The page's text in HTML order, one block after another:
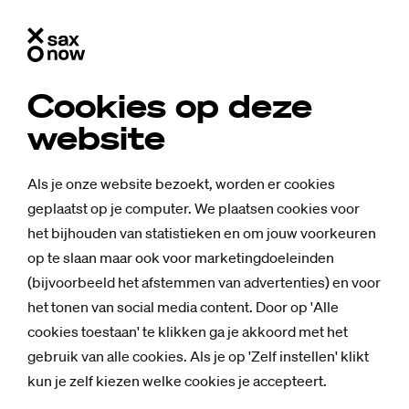
Cookies op deze
website
Als je onze website bezoekt, worden er cookies
geplaatst op je computer. We plaatsen cookies voor
het bijhouden van statistieken en om jouw voorkeuren
op te slaan maar ook voor marketingdoeleinden
(bijvoorbeeld het afstemmen van advertenties) en voor
het tonen van social media content. Door op 'Alle
cookies toestaan' te klikken ga je akkoord met het
gebruik van alle cookies. Als je op 'Zelf instellen' klikt
kun je zelf kiezen welke cookies je accepteert.
Nieuws